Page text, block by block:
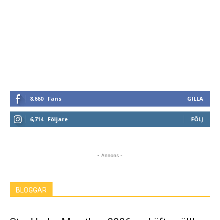
8,660 Fans GILLA
6,714 Följare FÖLJ
- Annons -
BLOGGAR